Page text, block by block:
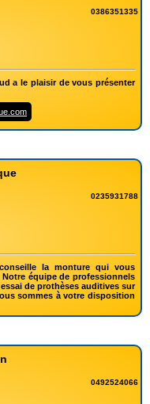
0386351335
a le plaisir de vous présenter
0235931788
la monture qui vous
équipe de professionnels
de prothèses auditives sur
sommes à votre disposition
0492524066